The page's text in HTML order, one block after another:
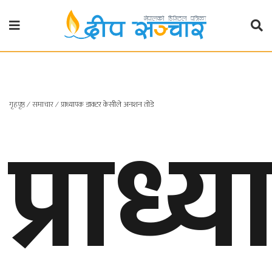
गृहपृष्ठ
प्रदेश
१
प्रदेश
बाग्मती
प्रदेश
गृहपृष्ठ∕समाचार∕प्राध्यापक डाक्टर केसीले अनशन तोडे